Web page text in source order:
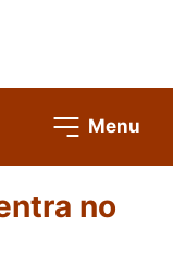
Menu
no